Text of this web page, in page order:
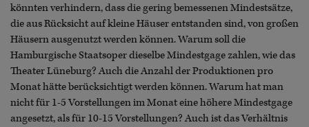
könnten verhindern, dass die gering bemessenen Mindestsätze,
die aus Rücksicht auf kleine Häuser entstanden sind, von großen
Häusern ausgenutzt werden können. Warum soll die
Hamburgische Staatsoper dieselbe Mindestgage zahlen, wie das
Theater Lüneburg? Auch die Anzahl der Produktionen pro
Monat hätte berücksichtigt werden können. Warum hat man
nicht für 1-5 Vorstellungen im Monat eine höhere Mindestgage
angesetzt, als für 10-15 Vorstellungen? Auch ist das Verhältnis